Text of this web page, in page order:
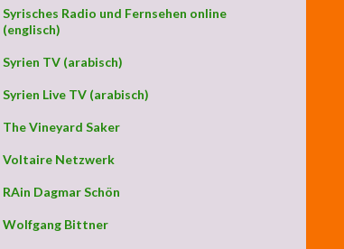
Syrisches Radio und Fernsehen online
(englisch)
Syrien TV (arabisch)
Syrien Live TV (arabisch)
The Vineyard Saker
Voltaire Netzwerk
RAin Dagmar Schön
Wolfgang Bittner